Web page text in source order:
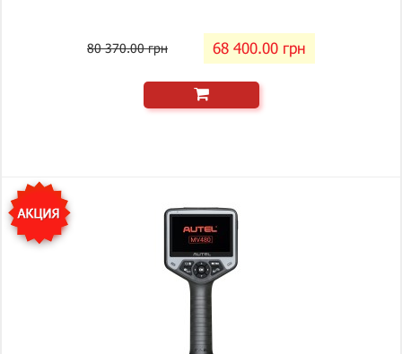
80 370.00 грн 68 400.00 грн